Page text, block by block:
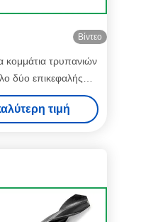
Βίντεο
τρυπανιών
δύο επικεφαλής
το μέγεθος 2mm -
τιμή